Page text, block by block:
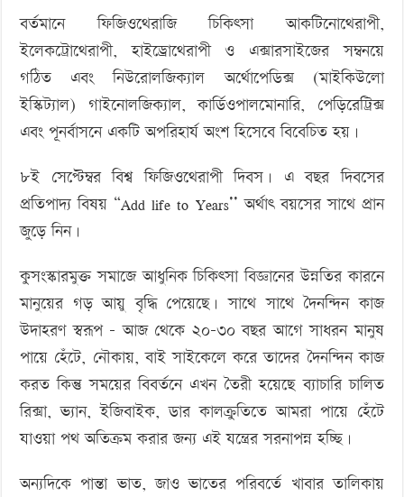
বর্তমানে ফিজিওথেরাজি চিকিৎসা আকটিনোথেরাপী,
ইলেকট্রোথেরাপী, হাইড্রোথেরাপী ও এক্সারসাইজের সম্বনয়ে
গঠিত এবং নিউরোলজিক্যাল অর্থোপেডিক্স (মাইকিউলো
ইস্কিট্যাল) গাইনোলজিক্যাল, কার্ডিওপালমোনারি, পেড়িরেট্রিক্স
এবং পূনর্বাসনে একটি অপরিহার্য অংশ হিসেবে বিবেচিত হয়।
৮ই সেপ্টেম্বর বিশ্ব ফিজিওথেরাপী দিবস। এ বছর দিবসের
প্রতিপাদ্য বিষয় “Add life to Years’’ অর্থাৎ বয়সের সাথে প্রান
জুড়ে নিন।
কুসংস্কারমুক্ত সমাজে আধুনিক চিকিৎসা বিজ্ঞানের উন্নতির কারনে
মানুয়ের গড় আয়ু বৃদ্ধি পেয়েছে। সাথে সাথে দৈনন্দিন কাজ
উদাহরণ স্বরূপ – আজ থেকে ২০-৩০ বছর আগে সাধরন মানুষ
পায়ে হেঁটে, নৌকায়, বাই সাইকেলে করে তাদের দৈনন্দিন কাজ
করত কিন্তু সময়ের বিবর্তনে এখন তৈরী হয়েছে ব্যাচারি চালিত
রিক্সা, ভ্যান, ইজিবাইক, ডার কালক্রুতিতে আমরা পায়ে হেঁটে
যাওয়া পথ অতিক্রম করার জন্য এই যন্ত্রের সরনাপন্ন হচ্ছি।
অন্যদিকে পান্তা ভাত, জাও ভাতের পরিবর্তে খাবার তালিকায়